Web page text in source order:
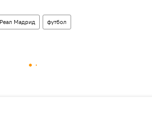
Реал Мадрид футбол